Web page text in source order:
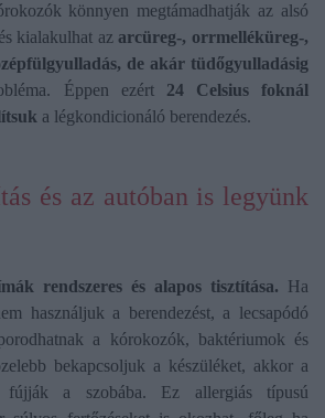
könnyen megtámadhatják az alsó
kialakulhat az arcüreg-, orrmelléküreg-,
de akár tüdőgyulladásig
Éppen ezért 24 Celsius foknál
a légkondicionáló berendezés.
és az autóban is legyünk
rendszeres és alapos tisztítása. Ha
használjuk a berendezést, a lecsapódó
a kórokozók, baktériumok és
bekapcsoljuk a készüléket, akkor a
fújják a szobába. Ez allergiás típusú